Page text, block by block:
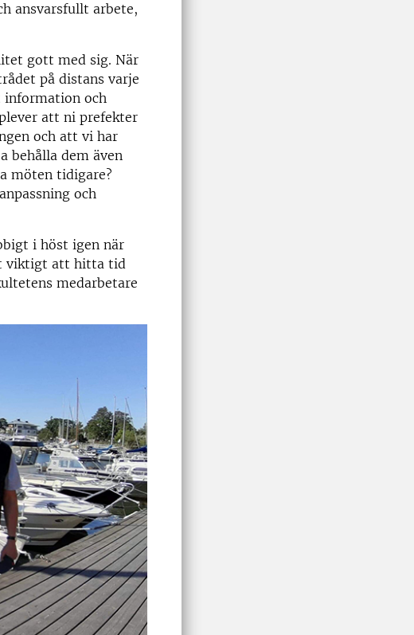
ansvarsfullt arbete,
gott med sig. När
på distans varje
information och
att ni prefekter
och att vi har
behålla dem även
möten tidigare?
och
i höst igen när
viktigt att hitta tid
medarbetare